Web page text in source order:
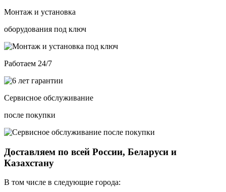
Монтаж и установка
оборудования под ключ
Работаем 24/7
Сервисное обслуживание
после покупки
Доставляем по всей России, Беларуси и
Казахстану
В том числе в следующие города: